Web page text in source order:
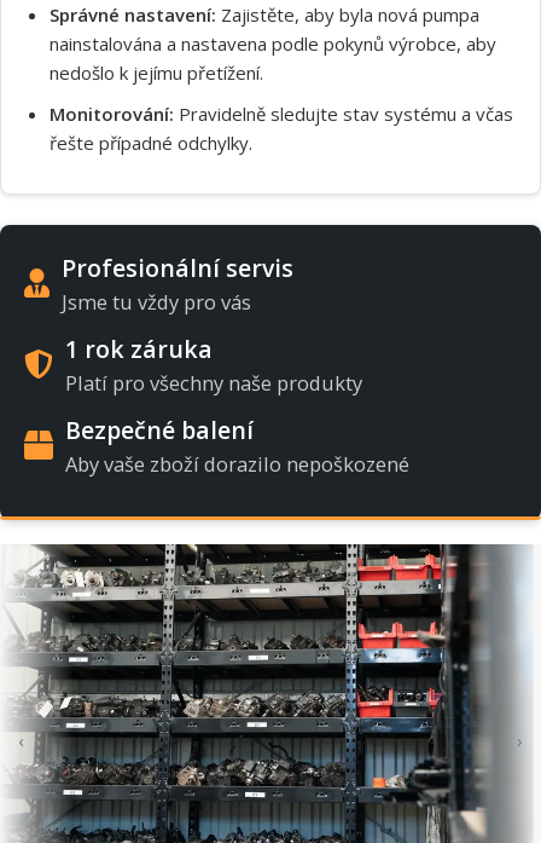
Správné nastavení: Zajistěte, aby byla nová pumpa
nainstalována a nastavena podle pokynů výrobce, aby
nedošlo k jejímu přetížení.
Monitorování: Pravidelně sledujte stav systému a včas
řešte případné odchylky.
Profesionální servis
Jsme tu vždy pro vás
1 rok záruka
Platí pro všechny naše produkty
Bezpečné balení
Aby vaše zboží dorazilo nepoškozené
‹ ›